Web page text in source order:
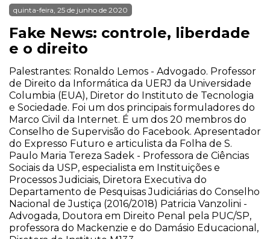
quinta-feira, 25 de junho de 2020
Fake News: controle, liberdade
e o direito
Palestrantes: Ronaldo Lemos - Advogado. Professor
de Direito da Informática da UERJ da Universidade
Columbia (EUA), Diretor do Instituto de Tecnologia
e Sociedade. Foi um dos principais formuladores do
Marco Civil da Internet. É um dos 20 membros do
Conselho de Supervisão do Facebook. Apresentador
do Expresso Futuro e articulista da Folha de S.
Paulo Maria Tereza Sadek - Professora de Ciências
Sociais da USP, especialista em Instituições e
Processos Judiciais, Diretora Executiva do
Departamento de Pesquisas Judiciárias do Conselho
Nacional de Justiça (2016/2018) Patricia Vanzolini -
Advogada, Doutora em Direito Penal pela PUC/SP,
professora do Mackenzie e do Damásio Educacional,